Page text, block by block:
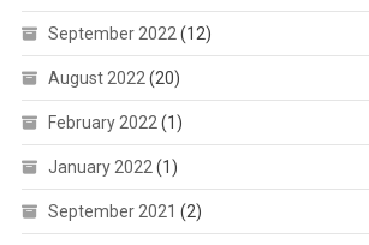
September 2022 (12)
August 2022 (20)
February 2022 (1)
January 2022 (1)
September 2021 (2)